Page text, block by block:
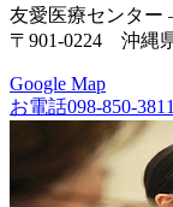
友愛医療センター
〒901-0224 沖縄
Google Map
お電話098-850-3811